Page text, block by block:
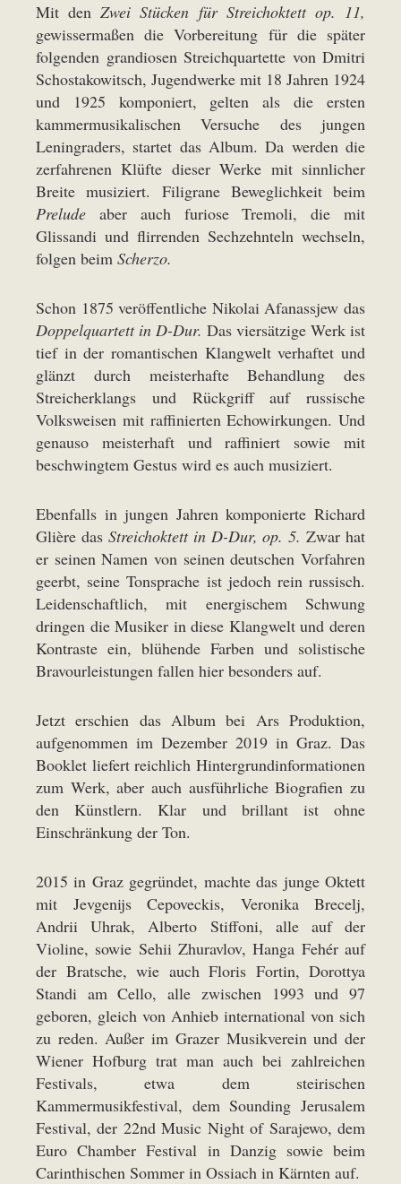
Mit den Zwei Stücken für Streichoktett op. 11,
gewissermaßen die Vorbereitung für die später
folgenden grandiosen Streichquartette von Dmitri
Schostakowitsch, Jugendwerke mit 18 Jahren 1924
und 1925 komponiert, gelten als die ersten
kammermusikalischen Versuche des jungen
Leningraders, startet das Album. Da werden die
zerfahrenen Klüfte dieser Werke mit sinnlicher
Breite musiziert. Filigrane Beweglichkeit beim
Prelude aber auch furiose Tremoli, die mit
Glissandi und flirrenden Sechzehnteln wechseln,
folgen beim Scherzo.
Schon 1875 veröffentliche Nikolai Afanassjew das
Doppelquartett in D-Dur. Das viersätzige Werk ist
tief in der romantischen Klangwelt verhaftet und
glänzt durch meisterhafte Behandlung des
Streicherklangs und Rückgriff auf russische
Volksweisen mit raffinierten Echowirkungen. Und
genauso meisterhaft und raffiniert sowie mit
beschwingtem Gestus wird es auch musiziert.
Ebenfalls in jungen Jahren komponierte Richard
Glière das Streichoktett in D-Dur, op. 5.Zwar hat
er seinen Namen von seinen deutschen Vorfahren
geerbt, seine Tonsprache ist jedoch rein russisch.
Leidenschaftlich, mit energischem Schwung
dringen die Musiker in diese Klangwelt und deren
Kontraste ein, blühende Farben und solistische
Bravourleistungen fallen hier besonders auf.
Jetzt erschien das Album bei Ars Produktion,
aufgenommen im Dezember 2019 in Graz. Das
Booklet liefert reichlich Hintergrundinformationen
zum Werk, aber auch ausführliche Biografien zu
den Künstlern. Klar und brillant ist ohne
Einschränkung der Ton.
2015 in Graz gegründet, machte das junge Oktett
mit Jevgenijs Cepoveckis, Veronika Brecelj,
Andrii Uhrak, Alberto Stiffoni, alle auf der
Violine, sowie Sehii Zhuravlov, Hanga Fehér auf
der Bratsche, wie auch Floris Fortin, Dorottya
Standi am Cello, alle zwischen 1993 und 97
geboren, gleich von Anhieb international von sich
zu reden. Außer im Grazer Musikverein und der
Wiener Hofburg trat man auch bei zahlreichen
Festivals, etwa dem steirischen
Kammermusikfestival, dem Sounding Jerusalem
Festival, der 22nd Music Night of Sarajewo, dem
Euro Chamber Festival in Danzig sowie beim
Carinthischen Sommer in Ossiach in Kärnten auf.